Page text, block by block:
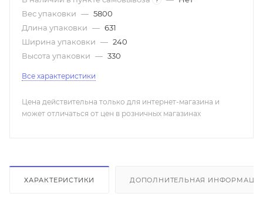
Вес упаковки — 5800
Длина упаковки — 631
Ширина упаковки — 240
Высота упаковки — 330
Все характеристики
Цена действительна только для интернет-магазина и
может отличаться от цен в розничных магазинах
ХАРАКТЕРИСТИКИ ДОПОЛНИТЕЛЬНАЯ